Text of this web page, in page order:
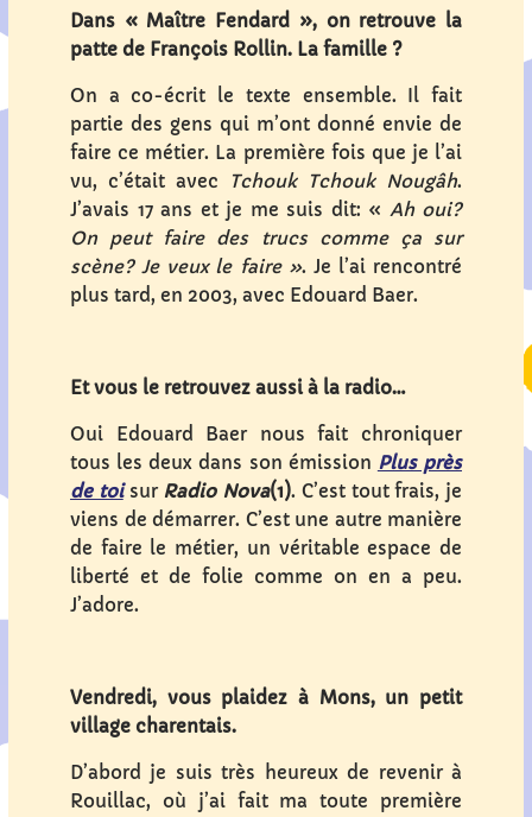
Dans « Maître Fendard », on retrouve la
patte de François Rollin. La famille ?
On a co-écrit le texte ensemble. Il fait
partie des gens qui m’ont donné envie de
faire ce métier. La première fois que je l’ai
vu, c’était avec
Tchouk Tchouk Nougâh.
J’avais 17 ans et je me suis dit: « Ah oui?
On peut faire des trucs comme ça sur
scène? Je veux le faire ». Je l’ai rencontré
plus tard, en 2003, avec Edouard Baer.
Et vous le retrouvez aussi à la radio…
Oui Edouard Baer nous fait chroniquer
tous les deux dans son émission Plus près
de toisurRadio Nova(1). C’est tout frais, je
viens de démarrer. C’est une autre manière
de faire le métier, un véritable espace de
liberté et de folie comme on en a peu.
J’adore.
Vendredi, vous plaidez à Mons, un petit
village charentais.
D’abord je suis très heureux de revenir à
Rouillac, où j’ai fait ma toute première